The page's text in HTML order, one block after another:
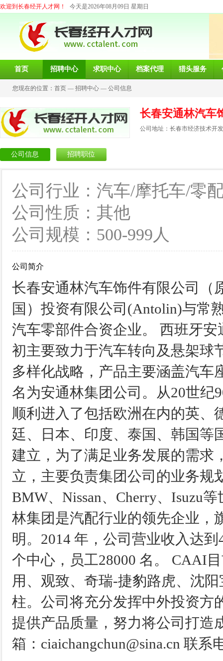
欢迎到长春经开人才网！ 今天是2026年08月09日 星期日
首页 招聘中心 求职中心 档案代理 猎头服务
您现在的位置： 首页 — 招聘中心 — 公司信息
长春安通林汽车
公司地址：长春市经济技术开
公司信息 招聘职位
公司行业：汽车/摩托车/零
公司性质：其他
公司规模：500-999人
公司简介
长春安通林汽车饰件有限公司（
国）投资有限公司(Antolin)与常
汽车零部件合资企业。 西班牙
初主要致力于汽车转向及悬架球
多样化战略，产品主要涵盖汽车
名为安通林集团公司。从20世纪
顺利进入了包括欧洲在内的英、
廷、日本、印度、泰国、韩国等
建立，为了满足业务发展的需求
立，主要负责集团公司的业务规
BMW、Nissan、Cherry、Isuzu
林集团是汽配行业的领先企业，
明。2014 年，公司营业收入达
个中心，员工28000 名。 CAAI
用、观致、奇瑞-捷豹路虎、沈
柱。公司将充分发挥中外投资方
提供产品质量，努力将公司打造
箱：ciaichangchun@sina.cn 联系